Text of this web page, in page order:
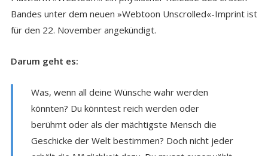
Bandes unter dem neuen »Webtoon Unscrolled«-Imprint ist
für den 22. November angekündigt.
Darum geht es:
Was, wenn all deine Wünsche wahr werden
könnten? Du könntest reich werden oder
berühmt oder als der mächtigste Mensch die
Geschicke der Welt bestimmen? Doch nicht jeder